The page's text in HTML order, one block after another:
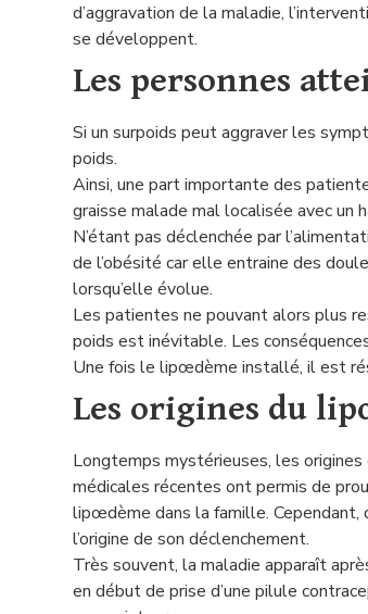
d’aggravation de la maladie,
se développent.
Les personnes
Si un surpoids peut aggraver les
poids.
Ainsi, une part importante des
graisse malade mal localisée avec un
N’étant pas déclenchée par
de l’obésité car elle entraine des
lorsqu’elle évolue.
Les patientes ne pouvant alors plus
poids est inévitable. Les
Une fois le lipœdème installé, il est
Les origines du
Longtemps mystérieuses, les
médicales récentes ont permis de
lipœdème dans la famille. Cependant,
l’origine de son déclenchement.
Très souvent, la maladie apparaît
en début de prise d’une pilule